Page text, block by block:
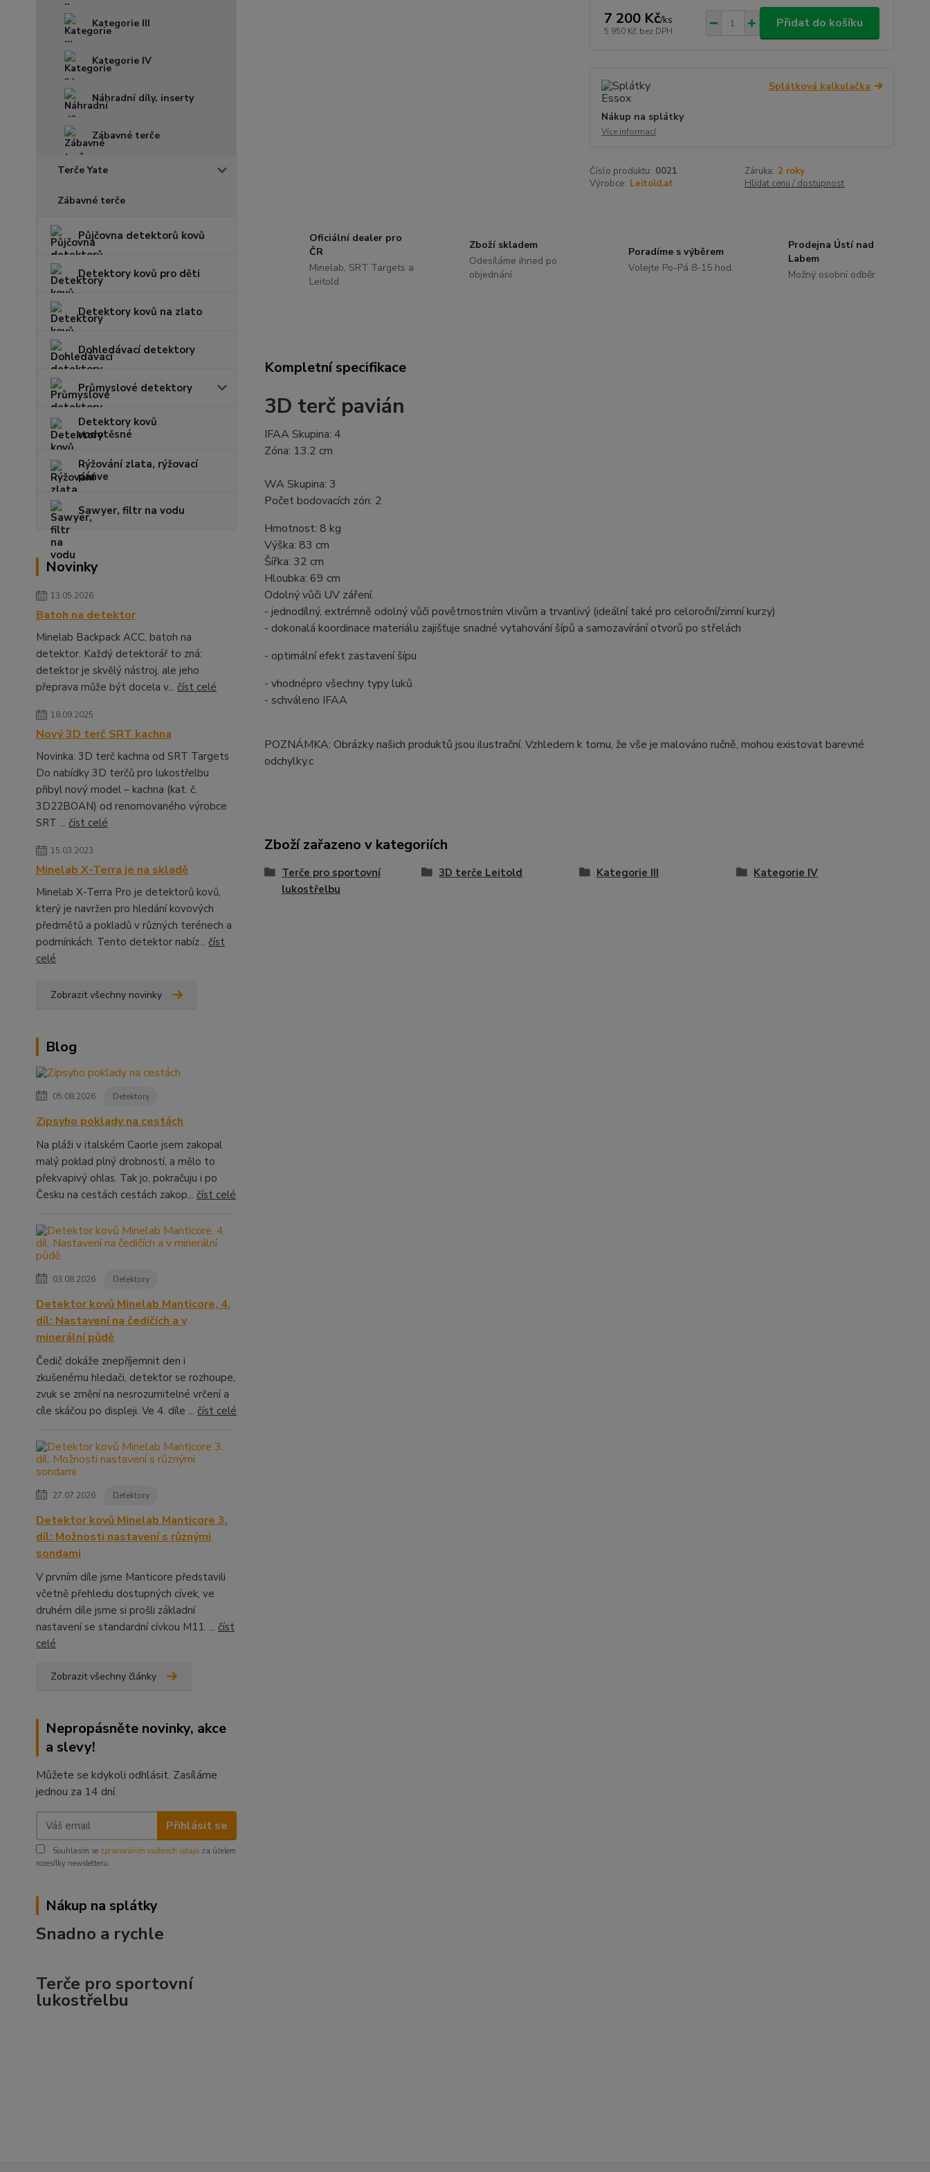
Kategorie III
Kategorie IV
Náhradní díly, inserty
Zábavné terče
Terče Yate
Zábavné terče
Půjčovna detektorů kovů
Detektory kovů pro děti
Detektory kovů na zlato
Dohledávací detektory
Průmyslové detektory
Detektory kovů
vodotěsné
Rýžování zlata, rýžovací
pánve
Sawyer, filtr na vodu
Novinky
13.05.2026
Batoh na detektor
Minelab Backpack ACC, batoh na
detektor. Každý detektorář to zná:
detektor je skvělý nástroj, ale jeho
přeprava může být docela v... číst celé
18.09.2025
Nový 3D terč SRT kachna
Novinka: 3D terč kachna od SRT Targets
Do nabídky 3D terčů pro lukostřelbu
přibyl nový model – kachna (kat. č.
3D22BOAN) od renomovaného výrobce
SRT ... číst celé
15.03.2023
Minelab X-Terra je na skladě
Minelab X-Terra Pro je detektorů kovů,
který je navržen pro hledání kovových
předmětů a pokladů v různých terénech a
podmínkách. Tento detektor nabíz... číst
celé
Zobrazit všechny novinky
Blog
05.08.2026 Detektory
Zipsyho poklady na cestách
Na pláži v italském Caorle jsem zakopal
malý poklad plný drobností, a mělo to
překvapivý ohlas. Tak jo, pokračuju i po
Česku na cestách cestách zakop... číst celé
03.08.2026 Detektory
Detektor kovů Minelab Manticore, 4.
díl: Nastavení na čedičích a v
minerální půdě
Čedič dokáže znepříjemnit den i
zkušenému hledači, detektor se rozhoupe,
zvuk se změní na nesrozumitelné vrčení a
cíle skáčou po displeji. Ve 4. díle ... číst celé
27.07.2026 Detektory
Detektor kovů Minelab Manticore 3.
díl: Možnosti nastavení s různými
sondami
V prvním díle jsme Manticore představili
včetně přehledu dostupných cívek, ve
druhém díle jsme si prošli základní
nastavení se standardní cívkou M11. ... číst
celé
Zobrazit všechny články
Nepropásněte novinky, akce
a slevy!
Můžete se kdykoli odhlásit. Zasíláme
jednou za 14 dní.
Přihlásit se
Souhlasím se zpracováním osobních údajů za účelem
rozesílky newsletteru.
Nákup na splátky
Snadno a rychle
Terče pro sportovní
lukostřelbu
7 200 Kč/ks
5 950 Kč bez DPH
Přidat do košíku
Splátková kalkulačka
Nákup na splátky
Více informací
Číslo produktu: 0021 Záruka: 2 roky
Výrobce: Leitold.at Hlídat cenu / dostupnost
Oficiální dealer pro
ČR
Minelab, SRT Targets a
Leitold
Zboží skladem
Odesíláme ihned po
objednání
Poradíme s výběrem
Volejte Po-Pá 8-15 hod.
Prodejna Ústí nad
Labem
Možný osobní odběr
Kompletní specifikace
3D terč pavián
IFAA Skupina: 4
Zóna: 13.2 cm
WA Skupina: 3
Počet bodovacích zón: 2
Hmotnost: 8 kg
Výška: 83 cm
Šířka: 32 cm
Hloubka: 69 cm
Odolný vůči UV záření.
- jednodílný, extrémně odolný vůči povětrnostním vlivům a trvanlivý (ideální také pro celoroční/zimní kurzy)
- dokonalá koordinace materiálu zajišťuje snadné vytahování šípů a samozavírání otvorů po střelách
- optimální efekt zastavení šípu
- vhodnépro všechny typy luků
- schváleno IFAA
POZNÁMKA: Obrázky našich produktů jsou ilustrační. Vzhledem k tomu, že vše je malováno ručně, mohou existovat barevné
odchylky.c
Zboží zařazeno v kategoriích
Terče pro sportovní
lukostřelbu
3D terče Leitold Kategorie III Kategorie IV